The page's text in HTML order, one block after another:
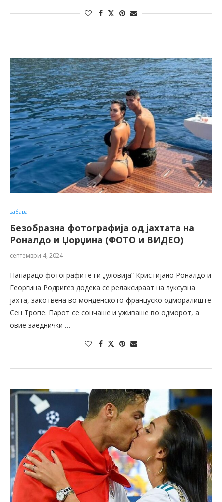
забава
Безобразна фотографија од јахтата на
Роналдо и Џорџина (ФОТО и ВИДЕО)
септември 4, 2024
Папарацо фотографите ги „уловија“ Кристијано Роналдо и
Георгина Родригез додека се релаксираат на луксузна
јахта, закотвена во монденското француско одморалиште
Сен Тропе. Парот се сончаше и уживаше во одморот, а
овие заеднички …